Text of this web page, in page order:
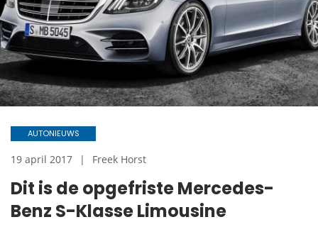
Dit is de opgefriste Mercedes-
Benz S-Klasse Limousine
AUTONIEUWS
19 april 2017 Freek Horst